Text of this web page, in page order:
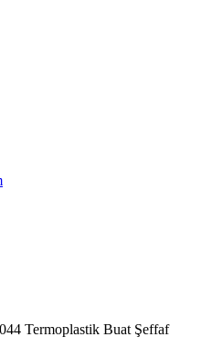
Termoplastik Buat Şeffaf